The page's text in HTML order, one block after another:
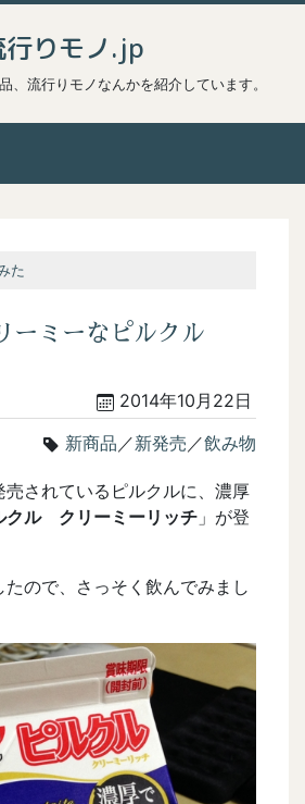
行りモノ.jp
、流行りモノなんかを紹介しています。
た
ーミーなピルクル
2014年10月22日
新商品 ／新発売 ／飲み物
売されているピルクルに、濃厚
クル クリーミーリッチ 」が登
たので、さっそく飲んでみまし